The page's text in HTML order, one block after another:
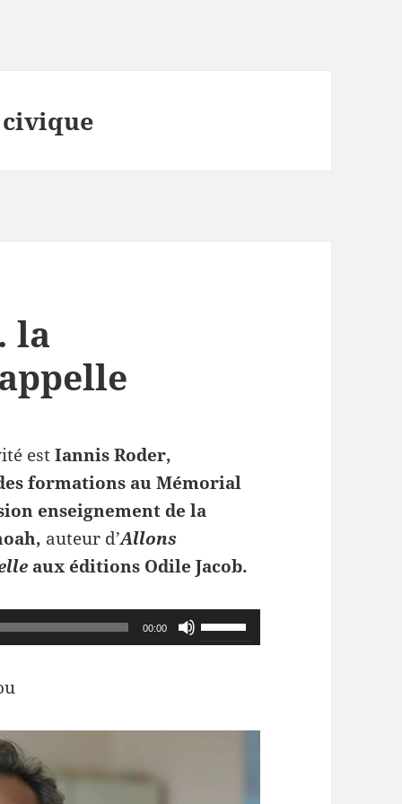
la
estIannis Roder,
formations au Mémorial
enseignement de la
auteur d’Allons
aux éditions Odile Jacob.
00:00
Utilisez
les
pour